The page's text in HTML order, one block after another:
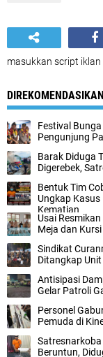
masukkan script iklan
DIREKOMENDASIKAN
Festival
Pengunjung
Barak Diduga
Digerebek,
Bentuk Tim
Ungkap
Kematian
Usai
Meja dan
Sindikat
Ditangkap
Antisipasi
Gelar Patroli
Personel
Pemuda di
Beruntun,